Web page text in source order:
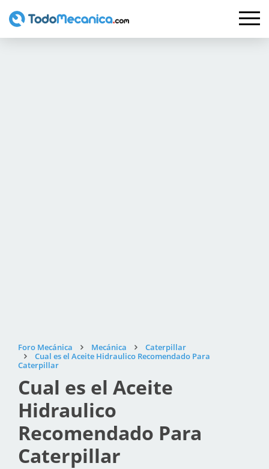
Foro Mecánica Mecánica
Caterpillar
Cual es el Aceite Hidraulico Recomendado Para
Caterpillar
Cual es el Aceite
Hidraulico
Recomendado Para
Caterpillar